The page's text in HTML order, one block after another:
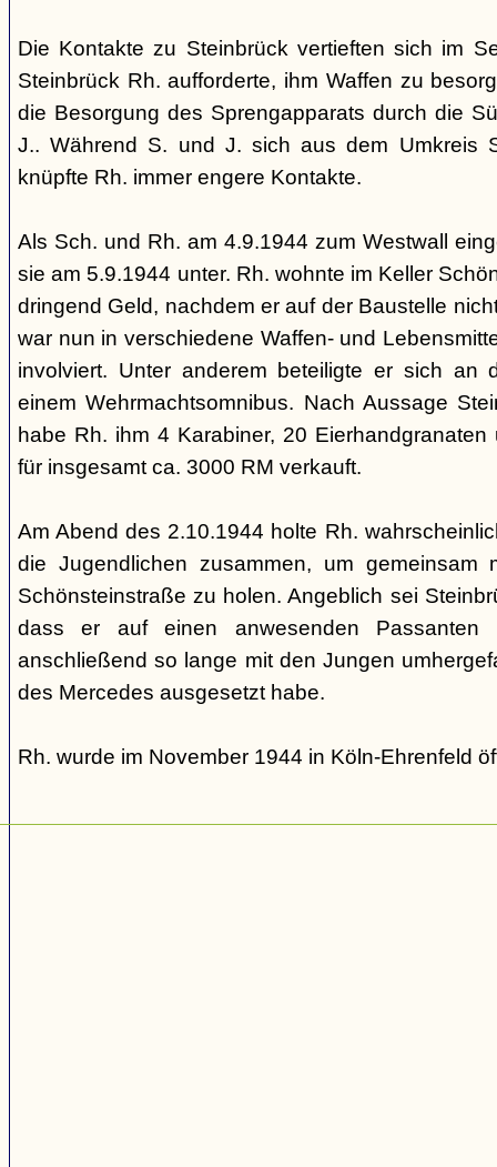
Die Kontakte zu Steinbrück vertieften sich im
Steinbrück Rh. aufforderte, ihm Waffen zu
die Besorgung des Sprengapparats durch die
J.. Während S. und J. sich aus dem Umkreis
knüpfte Rh. immer engere Kontakte.
Als Sch. und Rh. am 4.9.1944 zum Westwall
sie am 5.9.1944 unter. Rh. wohnte im Keller
dringend Geld, nachdem er auf der Baustelle
war nun in verschiedene Waffen- und
involviert. Unter anderem beteiligte er sich an
einem Wehrmachtsomnibus. Nach Aussage
habe Rh. ihm 4 Karabiner, 20
für insgesamt ca. 3000 RM verkauft.
Am Abend des 2.10.1944 holte Rh.
die Jugendlichen zusammen, um
Schönsteinstraße zu holen. Angeblich sei
dass er auf einen anwesenden
anschließend so lange mit den Jungen
des Mercedes ausgesetzt habe.
Rh. wurde im November 1944 in Köln-Ehrenfeld